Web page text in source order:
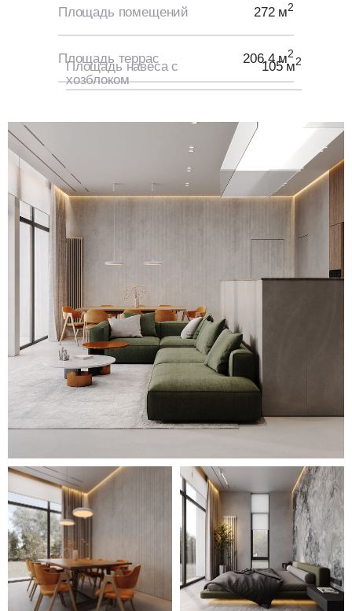
Площадь помещений 272 м2
Площадь террас 206,4 м2
Площадь навеса с
хозблоком
105 м2